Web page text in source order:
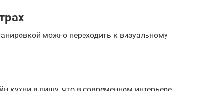
можно переходить к визуальному